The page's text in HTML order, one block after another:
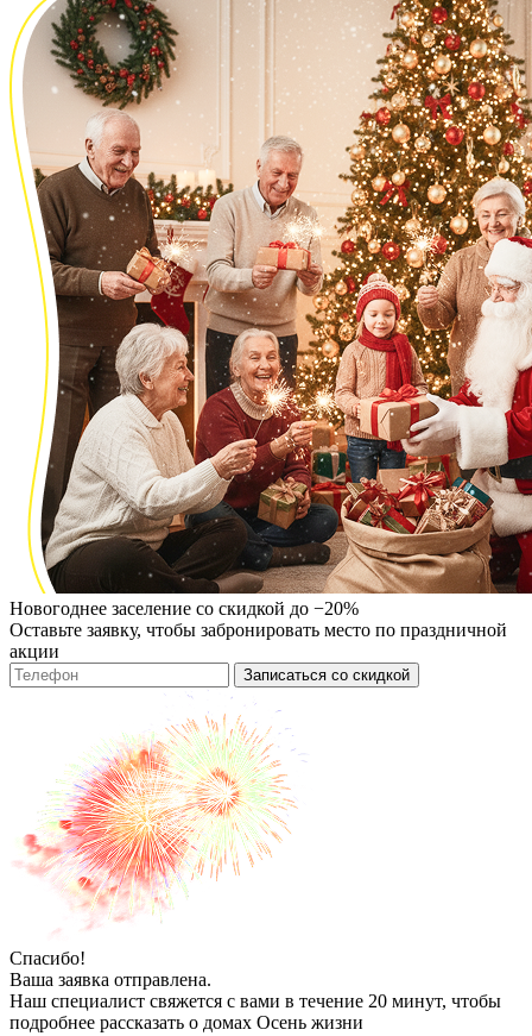
Новогоднее заселение со скидкой до −20%
Оставьте заявку, чтобы забронировать место по праздничной
акции
Записаться со скидкой
Спасибо!
Ваша заявка отправлена.
Наш специалист свяжется с вами в течение 20 минут, чтобы
подробнее рассказать о домах Осень жизни